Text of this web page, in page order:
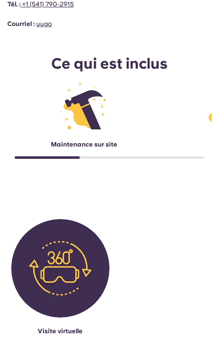
Tél. : +1 (541) 790-2915
Courriel : yugo
Ce qui est inclus
Maintenance sur site
Visite virtuelle